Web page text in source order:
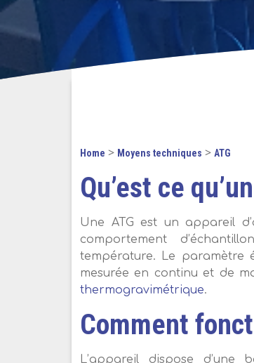
Home > Moyens techniques > ATG
Qu’est ce
Une ATG est un appareil
comportement
température. Le paramètre
mesurée en continu et de
thermogravimétrique.
Comment
L’appareil dispose d’une